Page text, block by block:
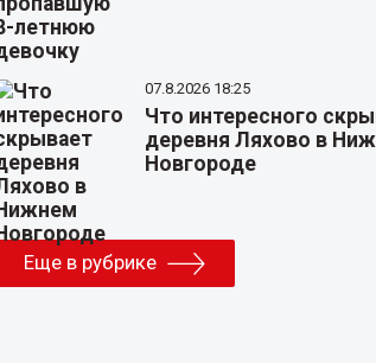
07.8.2026 18:25
Что интересного
деревня Ляхово в
Новгороде
Еще в рубрике